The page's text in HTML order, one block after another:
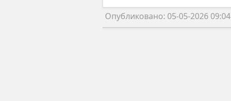
Опубликовано: 05-05-2026 09:04